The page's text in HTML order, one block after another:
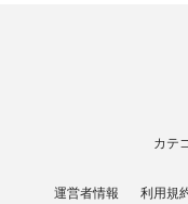
カテ
運営者情報 利用規